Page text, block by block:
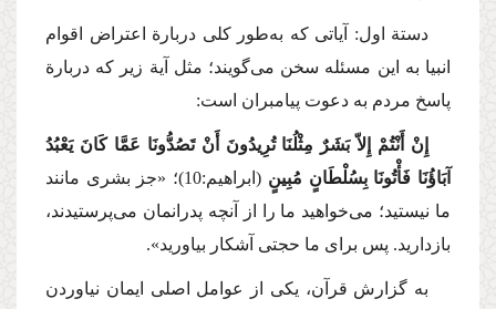
دستة اول: آیاتی كه به‌طور كلی دربارة اعتراض اقوام
انبیا به این مسئله سخن می‌گویند؛ مثل آیة زیر كه دربارة
پاسخ مردم به دعوت پیامبران است:
إِنْ أَنْتُمْ إِلاّ بَشَرٌ مِثْلُنَا تُرِیدُونَ أَنْ تَصُدُّونَا عَمَّا كَانَ یَعْبُدُ
آبَاؤُنَا فَأْتُونَا بِسُلْطَانٍ مُبِینٍ (ابراهیم:10)؛
«جز بشری مانند
ما نیستید؛ می‌خواهید ما را از آنچه پدرانمان می‌پرستیدند،
بازدارید. پس برای ما حجتی آشكار بیاورید».
به ‌گزارش قرآن، یكی از عوامل اصلی ایمان نیاوردن